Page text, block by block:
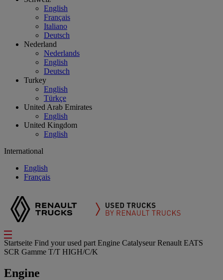
English
Français
Italiano
Deutsch
Nederland
Nederlands
English
Deutsch
Turkey
English
Türkçe
United Arab Emirates
English
United Kingdom
English
International
English
Français
Startseite Find your used part Engine Catalyseur Renault EATS
SCR Gamme T/T HIGH/C/K
Engine